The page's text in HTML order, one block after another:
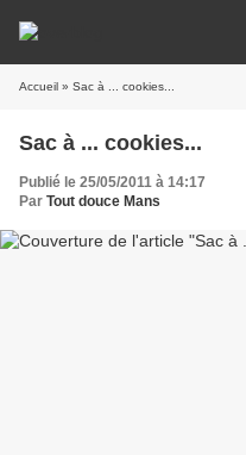
Accueil » Sac à ... cookies...
Sac à ... cookies...
Publié le 25/05/2011 à 14:17
Par Tout douce Mans